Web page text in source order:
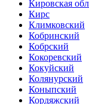
Кировская
Кирс
Климковский
Кобринский
Кобрский
Кокоревский
Кокуйский
Колянурский
Коныпский
Кордяжский